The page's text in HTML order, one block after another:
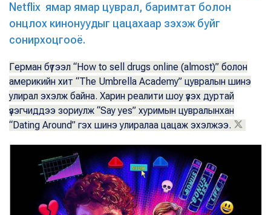
Netflix ямар ямар цуврал, баримтат болон
онцлох кинонуудыг цацахаар зэхэж буйг
сонирхоцгооё.
Герман бүтээл “How to sell drugs online (almost)” болон
америкийн хит “The Umbrella Academy” цувралын шинэ
улирал эхэлж байна. Харин реалити шоу үзэх дуртай
үзэгчиддээ зориулж “Say yes” хуримын цувралынхан
“Dating Around” гэх шинэ улиралаа цацаж эхэлжээ.